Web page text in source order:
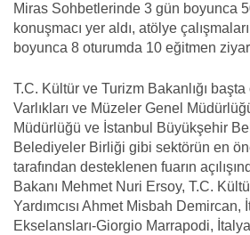
Miras Sohbetlerinde 3 gün boyunca
konuşmacı yer aldı, atölye
boyunca 8 oturumda 10 eğitmen
T.C. Kültür ve Turizm Bakanlığı
Varlıkları ve Müzeler Genel
Müdürlüğü ve İstanbul Büyükşehir
Belediyeler Birliği gibi sektörün en
tarafından desteklenen fuarın
Bakanı Mehmet Nuri Ersoy, T.C.
Yardımcısı Ahmet Misbah
Ekselansları-Giorgio Marrapodi,